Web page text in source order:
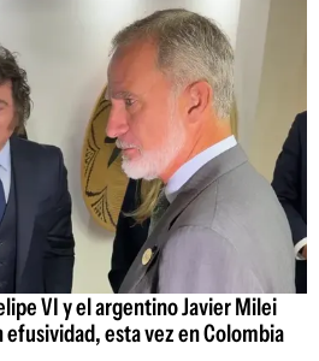
VI y el argentino Javier Milei
esta vez en Colombia